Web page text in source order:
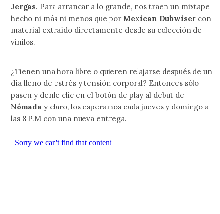
Jergas. Para arrancar a lo grande, nos traen un mixtape
hecho ni más ni menos que por Mexican Dubwiser con
material extraído directamente desde su colección de
vinilos.
¿Tienen una hora libre o quieren relajarse después de un
día lleno de estrés y tensión corporal? Entonces sólo
pasen y denle clic en el botón de play al debut de
Nómada y claro, los esperamos cada jueves y domingo a
las 8 P.M con una nueva entrega.